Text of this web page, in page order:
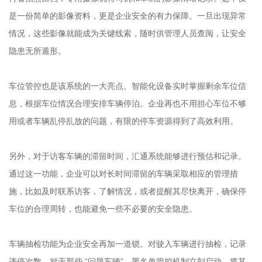
是一份简单的影像资料，更是企业安全的有力保障。一旦出现异常
情况，这些影像就能成为关键线索，随时供管理人员查阅，让安全
隐患无所遁形。
车位管控也是该系统的一大亮点。智能化设备实时掌握剩余车位信
息，根据车位情况合理安排车辆停泊。企业再也不用担心车位不够
用或者车辆乱停乱放的问题，有限的停车资源得到了高效利用。
另外，对于访客车辆的滞留时间，汇通系统能够进行预估和记录。
通过这一功能，企业可以对长时间滞留的车辆采取相应的管理措
施，比如及时联系访客，了解情况，或者提醒其尽快离开，确保停
车位的合理周转，也能避免一些不必要的安全隐患。
车辆抽检功能为企业安全再加一道锁。对驶入车辆进行抽检，记录